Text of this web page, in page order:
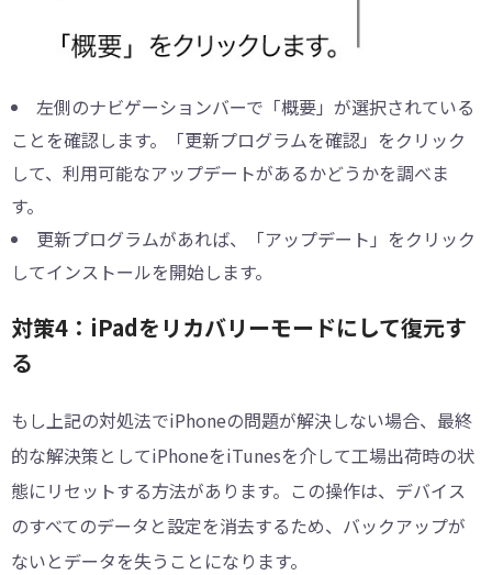
左側のナビゲーションバーで「概要」が選択されている
ことを確認します。「更新プログラムを確認」をクリック
して、利用可能なアップデートがあるかどうかを調べま
す。
更新プログラムがあれば、「アップデート」をクリック
してインストールを開始します。
対策4：iPadをリカバリーモードにして復元す
る
もし上記の対処法でiPhoneの問題が解決しない場合、最終
的な解決策としてiPhoneをiTunesを介して工場出荷時の状
態にリセットする方法があります。この操作は、デバイス
のすべてのデータと設定を消去するため、バックアップが
ないとデータを失うことになります。